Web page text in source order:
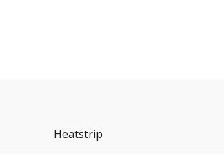
Heatstrip